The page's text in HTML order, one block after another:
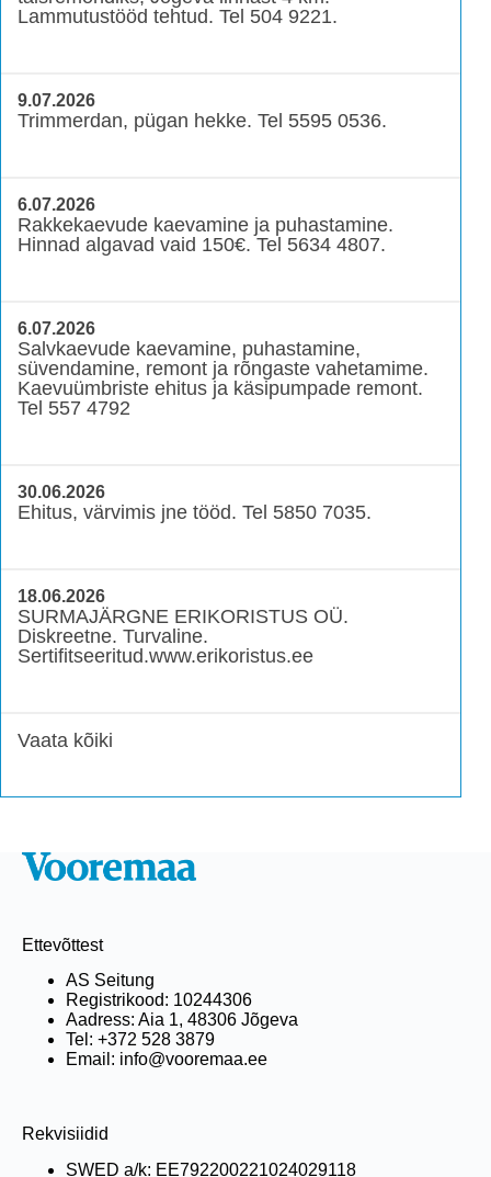
Lammutustööd tehtud. Tel 504 9221.
9.07.2026
Trimmerdan, pügan hekke. Tel 5595 0536.
6.07.2026
Rakkekaevude kaevamine ja puhastamine.
Hinnad algavad vaid 150€. Tel 5634 4807.
6.07.2026
Salvkaevude kaevamine, puhastamine,
süvendamine, remont ja rõngaste vahetamime.
Kaevuümbriste ehitus ja käsipumpade remont.
Tel 557 4792
30.06.2026
Ehitus, värvimis jne tööd. Tel 5850 7035.
18.06.2026
SURMAJÄRGNE ERIKORISTUS OÜ.
Diskreetne. Turvaline.
Sertifitseeritud.www.erikoristus.ee
Vaata kõiki
Ettevõttest
AS Seitung
Registrikood: 10244306
Aadress: Aia 1, 48306 Jõgeva
Tel: +372 528 3879
Email: info@vooremaa.ee
Rekvisiidid
SWED a/k: EE792200221024029118